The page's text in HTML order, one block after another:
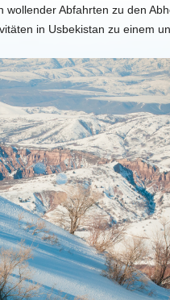
Abfahrten zu den
in Usbekistan zu einem